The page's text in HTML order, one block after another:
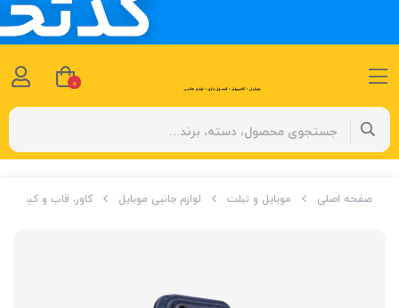
صفحه اصلی موبایل و تبلت لوازم جانبی موبایل کاور، قاب و کیف
0